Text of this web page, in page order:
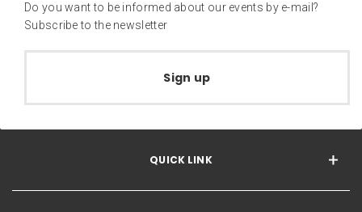
Do you want to be informed about our events by e-mail?
Subscribe to the newsletter
Sign up
QUICK LINK